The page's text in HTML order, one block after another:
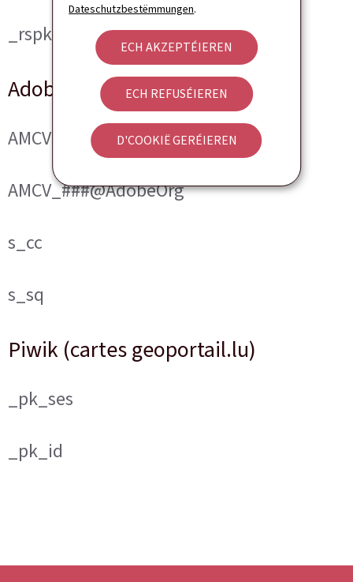
Dateschutzbestëmmungen.
ECH AKZEPTÉIEREN
ECH REFUSÉIEREN
D'COOKIË GERÉIEREN
_rspkrLoadCore (ReadSpeaker)
Adobe Analytics
AMCVS_###@AdobeOrg
AMCV_###@AdobeOrg
s_cc
s_sq
Piwik (cartes geoportail.lu)
_pk_ses
_pk_id